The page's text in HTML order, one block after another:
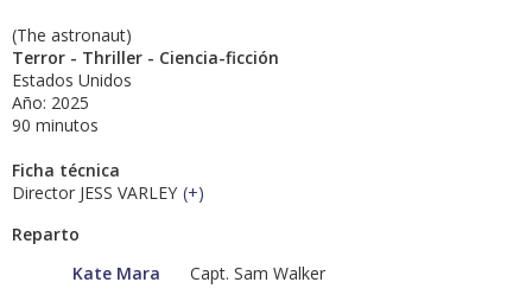
(The astronaut)
Terror - Thriller - Ciencia-ficción
Estados Unidos
Año: 2025
90 minutos
Ficha técnica
Director JESS VARLEY (+)
Reparto
Kate Mara
Capt. Sam Walker